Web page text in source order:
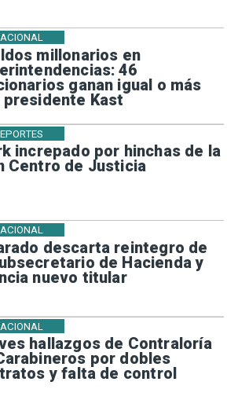
millonarios en
46
ganan igual o más
presidente Kast
increpado por hinchas de la
Centro de Justicia
descarta reintegro de
de Hacienda y
nuevo titular
hallazgos de Contraloría
por dobles
y falta de control